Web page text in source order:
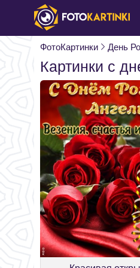
ФотоКартинки День
Картинки с